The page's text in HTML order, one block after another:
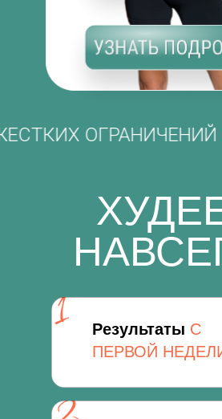
ЖЕСТКИХ
Результаты С
ПЕРВОЙ